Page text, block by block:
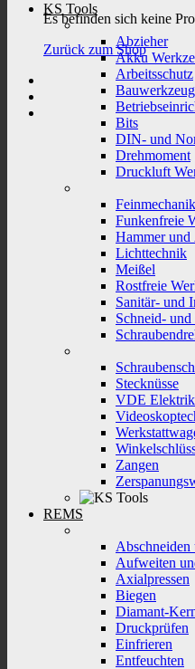
Es befinden sich keine
Zurück zum Shop
KS Tools
Abzieher
Akku
Arbeitsschutz
Bits
DIN- und
Drehmoment
Druckluft
Feinmechanik
Funkenfreie
Hammer und
Lichttechnik
Meißel
Rostfreie
Sanitär- und
Schneid-
Stecknüsse
VDE
Zangen
REMS
Abschneiden
Aufweiten
Axialpressen
Biegen
Diamant-
Druckprüfen
Einfrieren
Entfeuchten